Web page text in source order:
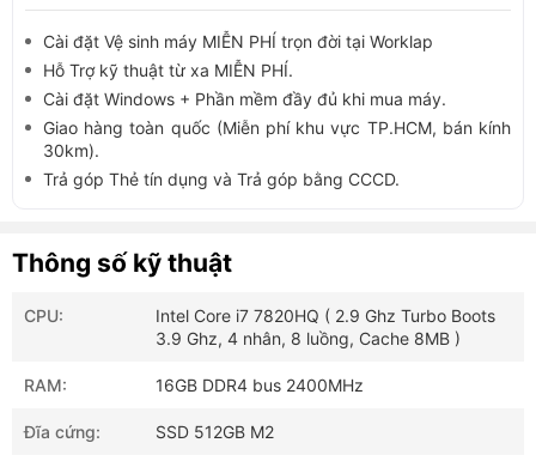
Cài đặt Vệ sinh máy MIỄN PHÍ trọn đời tại Worklap
Hỗ Trợ kỹ thuật từ xa MIỄN PHÍ.
Cài đặt Windows + Phần mềm đầy đủ khi mua máy.
Giao hàng toàn quốc (Miễn phí khu vực TP.HCM, bán kính
30km).
Trả góp Thẻ tín dụng và Trả góp bằng CCCD.
Thông số kỹ thuật
CPU:
Intel Core i7 7820HQ ( 2.9 Ghz Turbo Boots
3.9 Ghz, 4 nhân, 8 luồng, Cache 8MB )
RAM: 16GB DDR4 bus 2400MHz
Đĩa cứng: SSD 512GB M2